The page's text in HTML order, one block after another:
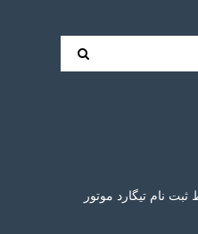
نام تیگارد موتور